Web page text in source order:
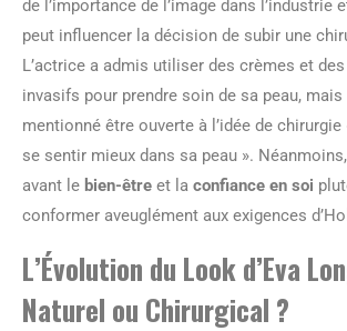
de l’importance de l’image dans l’industrie
peut influencer la décision de subir une
L’actrice a admis utiliser des crèmes et
invasifs pour prendre soin de sa peau, mais
mentionné être ouverte à l’idée de
se sentir mieux dans sa peau ».
avant le bien-être et la confiance en soi
conformer aveuglément aux exigences
L’Évolution du Look d’Eva
Naturel ou Chirurgical ?